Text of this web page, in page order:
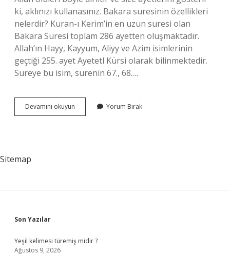
ki, aklınızı kullanasınız. Bakara suresinin özellikleri
nelerdir? Kuran-ı Kerim’in en uzun suresi olan
Bakara Suresi toplam 286 ayetten oluşmaktadır.
Allah’ın Hayy, Kayyum, Aliyy ve Azim isimlerinin
geçtiği 255. ayet Ayetetl Kürsi olarak bilinmektedir.
Sureye bu isim, surenin 67., 68.…
Devamını okuyun
Suresine
Yorum Bırak
Sitemap
Sidebar
Son Yazılar
Yeşil kelimesi türemiş midir ?
Ağustos 9, 2026